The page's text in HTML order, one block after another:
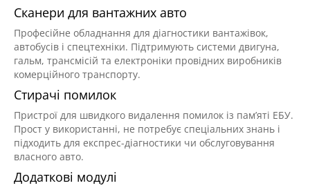
Сканери для вантажних авто
Професійне обладнання для діагностики вантажівок,
автобусів і спецтехніки. Підтримують системи двигуна,
гальм, трансмісій та електроніки провідних виробників
комерційного транспорту.
Стирачі помилок
Пристрої для швидкого видалення помилок із пам’яті ЕБУ.
Прост у використанні, не потребує спеціальних знань і
підходить для експрес-діагностики чи обслуговування
власного авто.
Додаткові модулі